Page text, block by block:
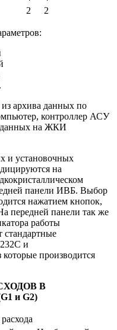
2 2
архива данных по
контроллер АСУ
данных на ЖКИ
и установочных
на
панели ИВБ. Выбор
нажатием кнопок,
передней панели так же
работы
стандартные
и
которые производится
В
и G2)